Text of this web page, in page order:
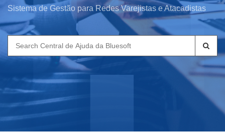
Sistema de Gestão para Redes Varejistas e Atacadistas
Search
for: